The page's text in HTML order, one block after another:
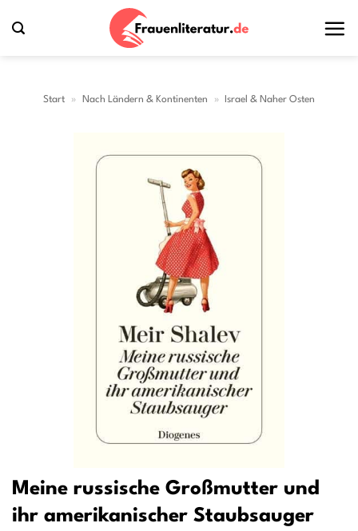
Inhalt
Start » Nach Ländern & Kontinenten » Israel & Naher Osten
Meine russische Großmutter und
ihr amerikanischer Staubsauger